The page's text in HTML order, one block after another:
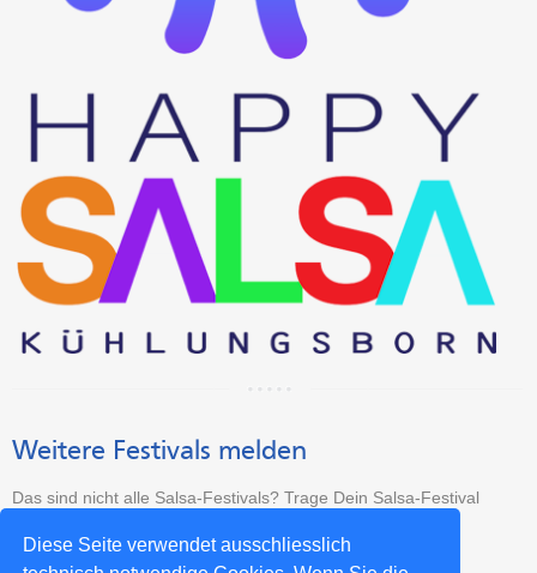
Diese Seite verwendet ausschliesslich
Weitere Festivals melden
Das sind nicht alle Salsa-Festivals? Trage Dein Salsa-Festival